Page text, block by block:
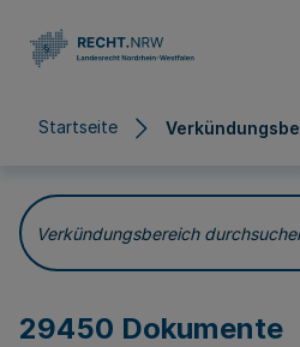
Startseite
Verkündungsbereich durchsuchen
29450 Dokumente